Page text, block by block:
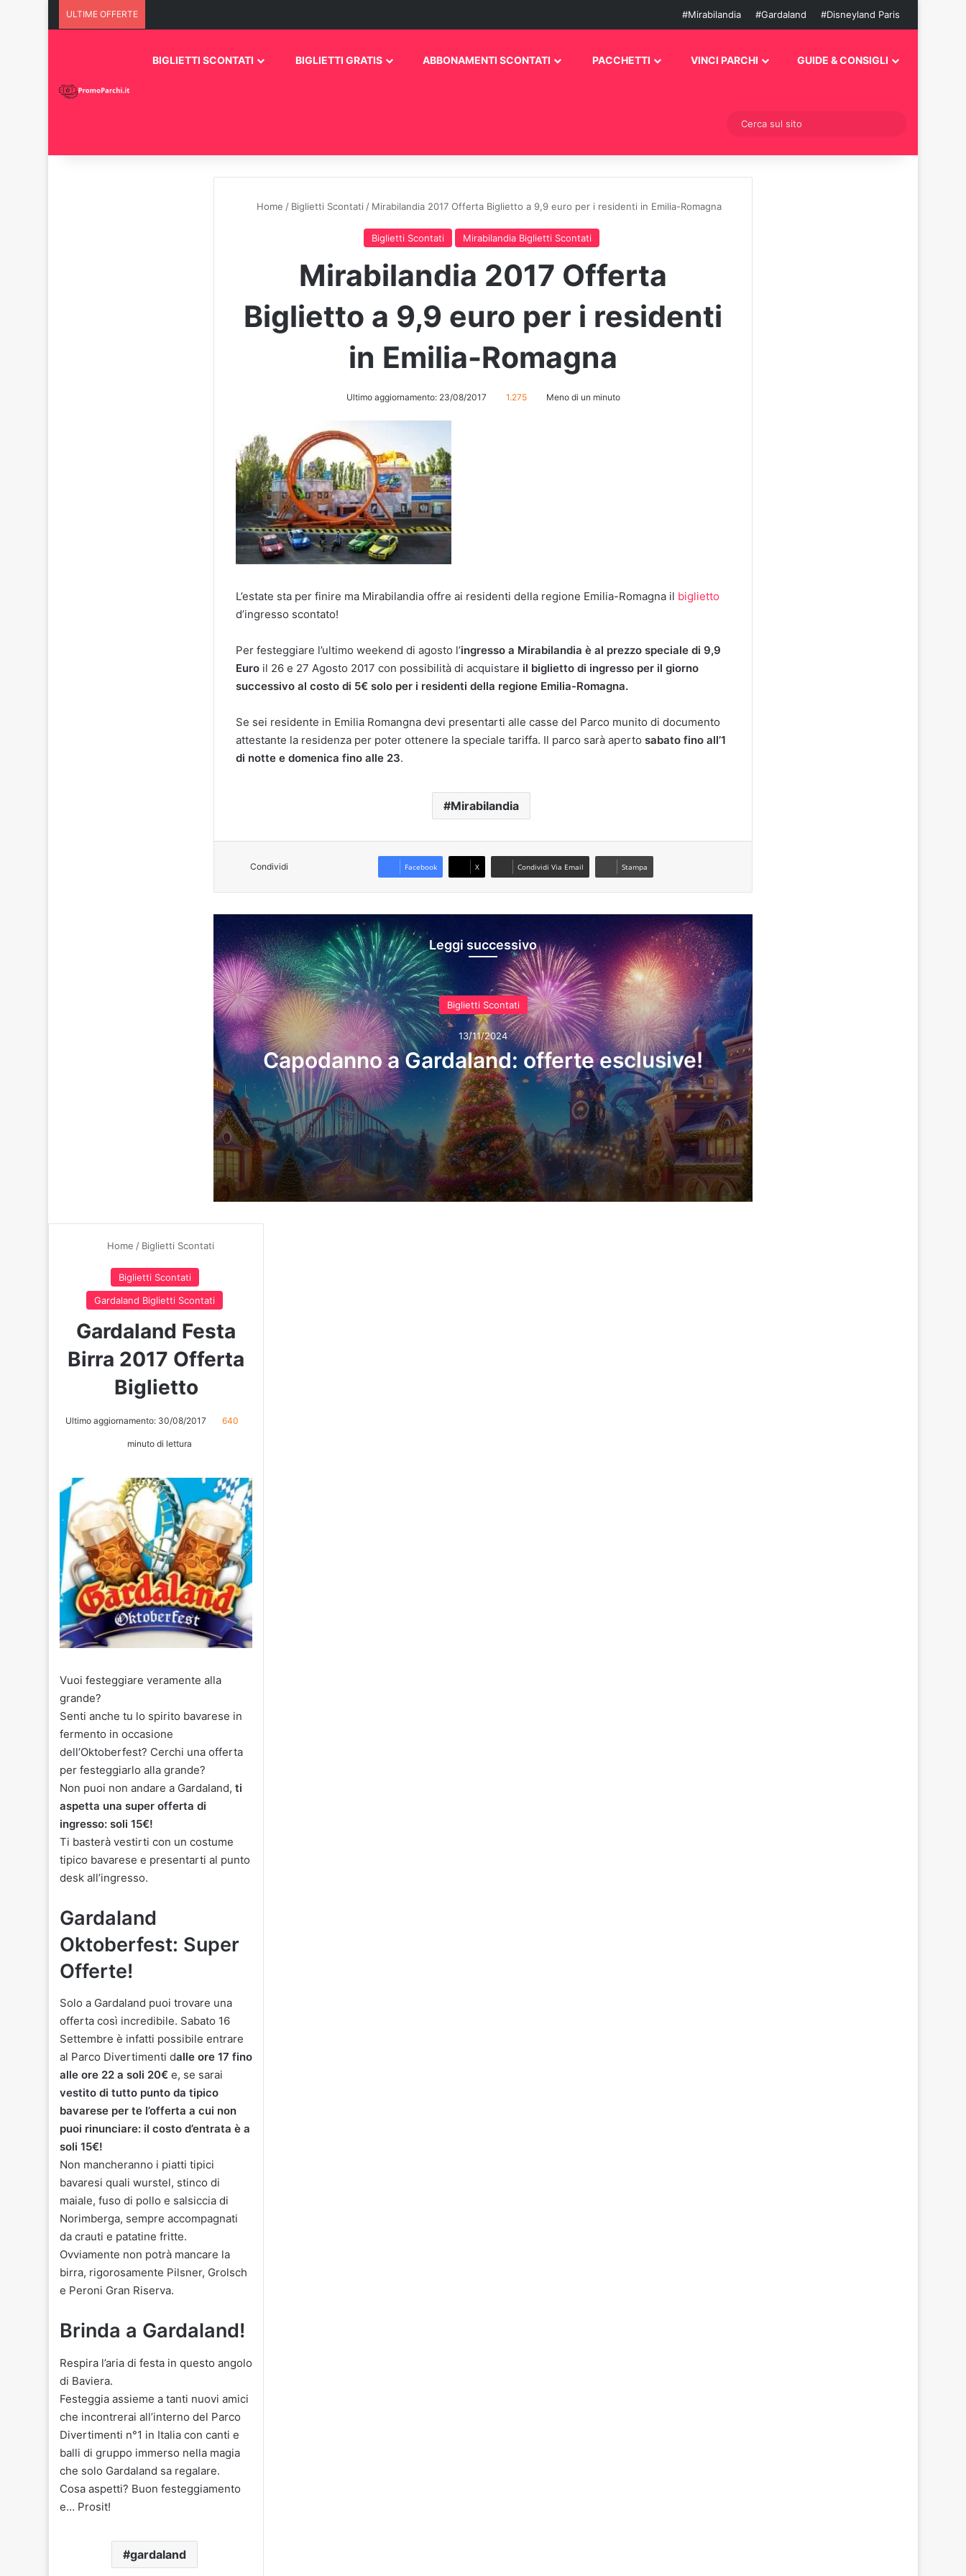
ULTIME OFFERTE #Mirabilandia #Gardaland #Disneyland Paris
BIGLIETTI SCONTATI BIGLIETTI GRATIS ABBONAMENTI SCONTATI PACCHETTI VINCI PARCHI GUIDE & CONSIGLI
Cambia aspetto
Home / Biglietti Scontati / Mirabilandia 2017 Offerta Biglietto a 9,9 euro per i residenti in Emilia-Romagna
Biglietti Scontati Mirabilandia Biglietti Scontati
Mirabilandia 2017 Offerta
Biglietto a 9,9 euro per i residenti
in Emilia-Romagna
Ultimo aggiornamento: 23/08/2017 1.275 Meno di un minuto
L’estate sta per finire ma Mirabilandia offre ai residenti della regione Emilia-Romagna il biglietto
d’ingresso scontato!
Per festeggiare l’ultimo weekend di agosto l’ingresso a Mirabilandia è al prezzo speciale di 9,9
Euro il 26 e 27 Agosto 2017 con possibilità di acquistare il biglietto di ingresso per il giorno
successivo al costo di 5€ solo per i residenti della regione Emilia-Romagna.
Se sei residente in Emilia Romangna devi presentarti alle casse del Parco munito di documento
attestante la residenza per poter ottenere la speciale tariffa. Il parco sarà aperto sabato fino all’1
di notte e domenica fino alle 23.
Mirabilandia
Condividi Facebook X Condividi Via Email Stampa
Leggi successivo
Biglietti Scontati
13/11/2024
Capodanno a Gardaland: offerte esclusive!
13/11/2024
Capodanno a Gardaland: offerte esclusive!